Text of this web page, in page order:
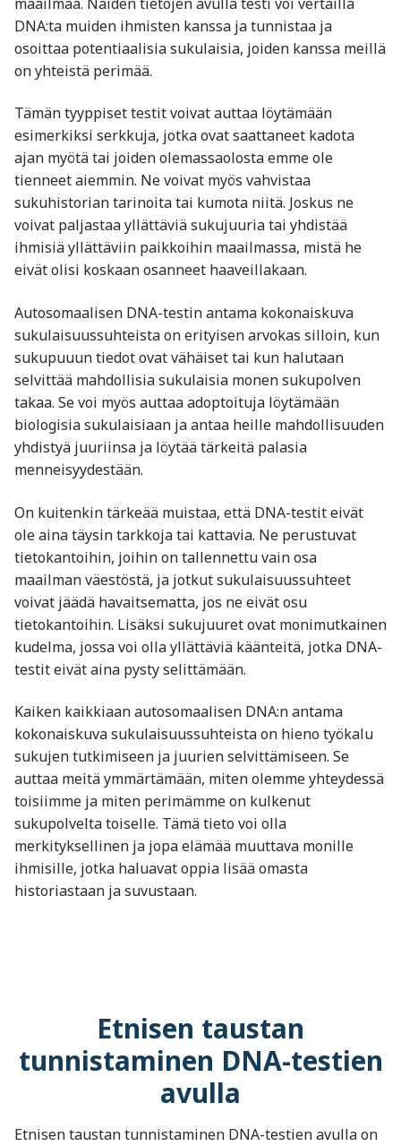
DNA:ta muiden ihmisten kanssa ja tunnistaa ja
osoittaa potentiaalisia sukulaisia, joiden kanssa meillä
on yhteistä perimää.
Tämän tyyppiset testit voivat auttaa löytämään
esimerkiksi serkkuja, jotka ovat saattaneet kadota
ajan myötä tai joiden olemassaolosta emme ole
tienneet aiemmin. Ne voivat myös vahvistaa
sukuhistorian tarinoita tai kumota niitä. Joskus ne
voivat paljastaa yllättäviä sukujuuria tai yhdistää
ihmisiä yllättäviin paikkoihin maailmassa, mistä he
eivät olisi koskaan osanneet haaveillakaan.
Autosomaalisen DNA-testin antama kokonaiskuva
sukulaisuussuhteista on erityisen arvokas silloin, kun
sukupuuun tiedot ovat vähäiset tai kun halutaan
selvittää mahdollisia sukulaisia monen sukupolven
takaa. Se voi myös auttaa adoptoituja löytämään
biologisia sukulaisiaan ja antaa heille mahdollisuuden
yhdistyä juuriinsa ja löytää tärkeitä palasia
menneisyydestään.
On kuitenkin tärkeää muistaa, että DNA-testit eivät
ole aina täysin tarkkoja tai kattavia. Ne perustuvat
tietokantoihin, joihin on tallennettu vain osa
maailman väestöstä, ja jotkut sukulaisuussuhteet
voivat jäädä havaitsematta, jos ne eivät osu
tietokantoihin. Lisäksi sukujuuret ovat monimutkainen
kudelma, jossa voi olla yllättäviä käänteitä, jotka DNA-
testit eivät aina pysty selittämään.
Kaiken kaikkiaan autosomaalisen DNA:n antama
kokonaiskuva sukulaisuussuhteista on hieno työkalu
sukujen tutkimiseen ja juurien selvittämiseen. Se
auttaa meitä ymmärtämään, miten olemme yhteydessä
toisiimme ja miten perimämme on kulkenut
sukupolvelta toiselle. Tämä tieto voi olla
merkityksellinen ja jopa elämää muuttava monille
ihmisille, jotka haluavat oppia lisää omasta
historiastaan ja suvustaan.
Etnisen taustan
tunnistaminen DNA-testien
avulla
Etnisen taustan tunnistaminen DNA-testien avulla on